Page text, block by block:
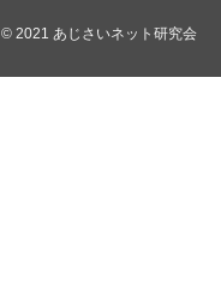
© 2021 あじさいネット研究会